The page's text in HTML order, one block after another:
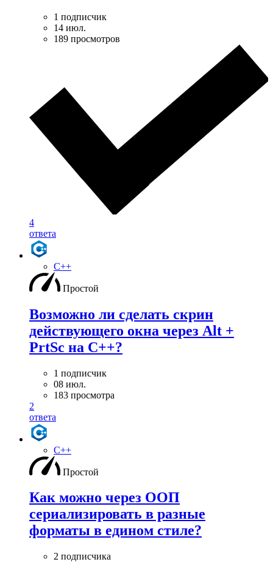
1 подписчик
14 июл.
189 просмотров
4
ответа
C++
Простой
Возможно ли сделать скрин
действующего окна через Alt +
PrtSc на С++?
1 подписчик
08 июл.
183 просмотра
2
ответа
C++
Простой
Как можно через ООП
сериализировать в разные
форматы в едином стиле?
2 подписчика